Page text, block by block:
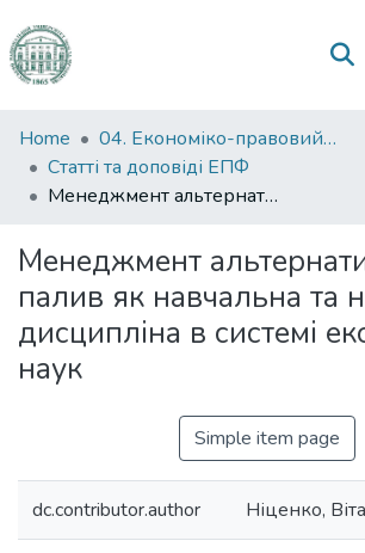
Communities
&
Collections
Statistics
Home
04. Економіко-правовий факультет
Статті та доповіді ЕПФ
Менеджмент альтернативних палив як навчальна та наукова дисципліна в системі економічних наук
Менеджмент
палив як навчальна та
дисципліна в системі
наук
Simple item page
dc.contributor.author Ніценко,